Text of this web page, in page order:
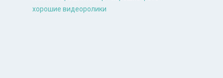
хорошие видеоролики